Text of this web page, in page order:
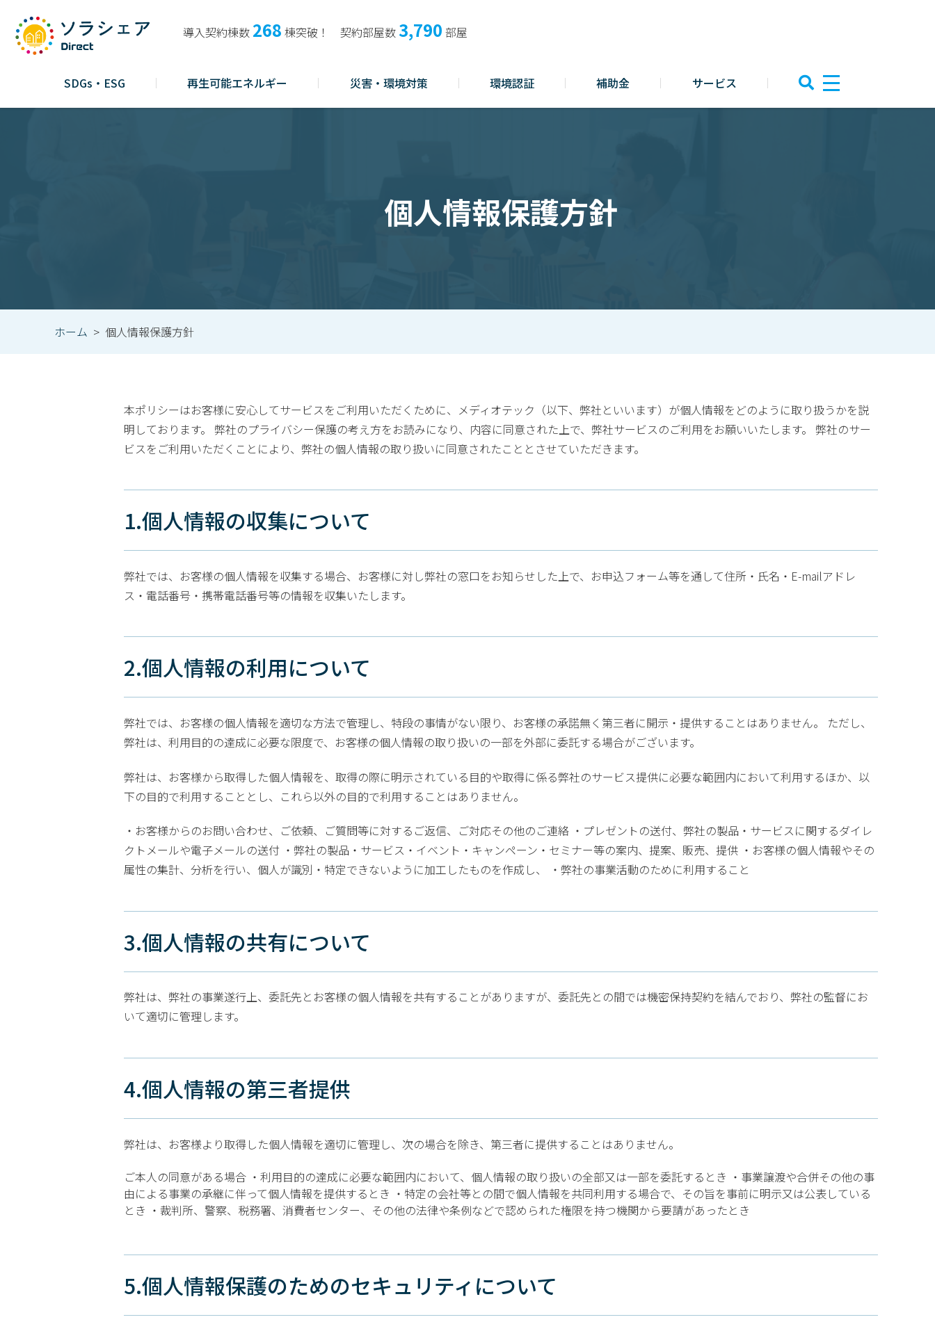
個人情報保護方針
ホーム > 個人情報保護方針
本ポリシーはお客様に安心してサービスをご利用いただくために、メディオテック（以下、弊社といいます）が個人情報をどのように取り扱うかを説
明しております。 弊社のプライバシー保護の考え方をお読みになり、内容に同意された上で、弊社サービスのご利用をお願いいたします。 弊社のサー
ビスをご利用いただくことにより、弊社の個人情報の取り扱いに同意されたこととさせていただきます。
1.個人情報の収集について
弊社では、お客様の個人情報を収集する場合、お客様に対し弊社の窓口をお知らせした上で、お申込フォーム等を通して住所・氏名・E-mailアドレ
ス・電話番号・携帯電話番号等の情報を収集いたします。
2.個人情報の利用について
弊社では、お客様の個人情報を適切な方法で管理し、特段の事情がない限り、お客様の承諾無く第三者に開示・提供することはありません。 ただし、
弊社は、利用目的の達成に必要な限度で、お客様の個人情報の取り扱いの一部を外部に委託する場合がございます。
弊社は、お客様から取得した個人情報を、取得の際に明示されている目的や取得に係る弊社のサービス提供に必要な範囲内において利用するほか、以
下の目的で利用することとし、これら以外の目的で利用することはありません。
・お客様からのお問い合わせ、ご依頼、ご質問等に対するご返信、ご対応その他のご連絡 ・プレゼントの送付、弊社の製品・サービスに関するダイレ
クトメールや電子メールの送付 ・弊社の製品・サービス・イベント・キャンペーン・セミナー等の案内、提案、販売、提供 ・お客様の個人情報やその
属性の集計、分析を行い、個人が識別・特定できないように加工したものを作成し、 ・弊社の事業活動のために利用すること
3.個人情報の共有について
弊社は、弊社の事業遂行上、委託先とお客様の個人情報を共有することがありますが、委託先との間では機密保持契約を結んでおり、弊社の監督にお
いて適切に管理します。
4.個人情報の第三者提供
弊社は、お客様より取得した個人情報を適切に管理し、次の場合を除き、第三者に提供することはありません。
ご本人の同意がある場合 ・利用目的の達成に必要な範囲内において、個人情報の取り扱いの全部又は一部を委託するとき ・事業譲渡や合併その他の事
由による事業の承継に伴って個人情報を提供するとき ・特定の会社等との間で個人情報を共同利用する場合で、その旨を事前に明示又は公表している
とき ・裁判所、警察、税務署、消費者センター、その他の法律や条例などで認められた権限を持つ機関から要請があったとき
5.個人情報保護のためのセキュリティについて
導入契約棟数 268 棟突破！ 契約部屋数 3,790 部屋
SDGs・ESG 再生可能エネルギー 災害・環境対策 環境認証 補助金 サービス